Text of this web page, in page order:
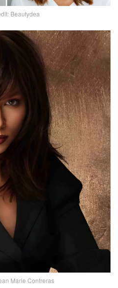
Beautydea
Marie Contreras